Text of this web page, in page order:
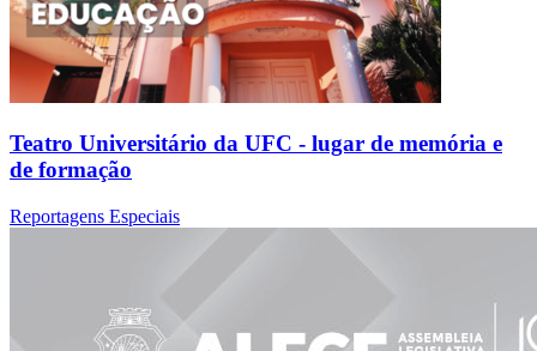
Teatro Universitário da UFC - lugar de memória e
de formação
Reportagens Especiais